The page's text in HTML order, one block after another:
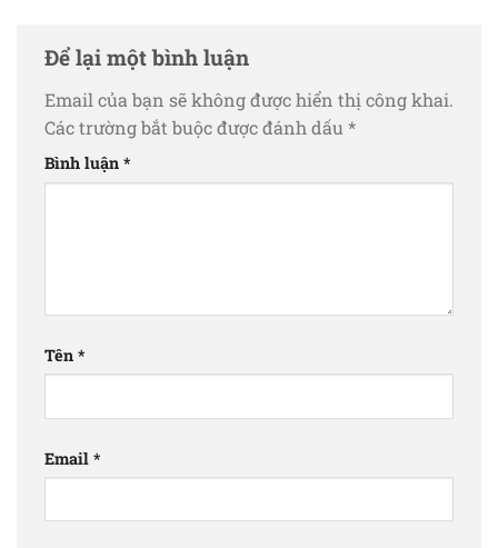
Để lại một bình luận
Email của bạn sẽ không được hiển thị công khai.
Các trường bắt buộc được đánh dấu *
Bình luận *
Tên *
Email *